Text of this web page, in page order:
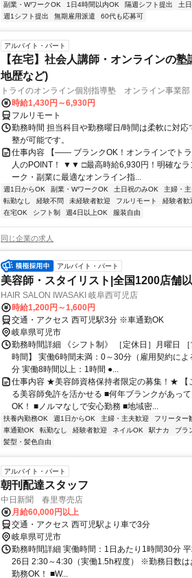
副業・WワークOK
1日4時間以内OK 隔週シフト提出 土
週1シフト提出
無期雇用派遣 60代も応募可
アルバイト・パート
【在宅】社会人講師・オンラインの
地歴など)
トライのオンライン個別指導塾 オンライン事業部
時給1,430円～6,930円
フルリモート
勤務時間 担当科目や勤務曜日/時間は柔軟に対
整が可能です。
仕事内容 【―― ブランクOK！オンラインで
人のPOINT！ ▼▼ □最高時給6,930円！明確なラ
ーク・副業に最適なオンライン指...
週1日からOK 副業・WワークOK 土日祝のみOK 主婦・
転勤なし
経験不問 未経験者歓迎 フルリモート 経験者歓
在宅OK
シフト制 週4日以上OK 服装自由
同じ企業の求人
アルバイト・パート
美容師・スタイリスト|全国1200店舗
HAIR SALON IWASAKI 岐阜西可児店
時給1,200円～1,600円
交通・アクセス 西可児駅3分 ※車通勤OK
岐阜県可児市
勤務時間詳細 《シフト制》 ［定休日］月曜日
時間】 実働6時間未満：0～30分（雇用契約に
分 実働8時間以上：1時間 ●...
仕事内容 ★美容師資格保持者限定の募集！★ 【
る美容師免許を活かせる ■何年ブランクがあっ
OK！ ■ノルマなしで安心勤務 ■地域密...
扶養内勤務OK 週1日からOK 主婦・主夫歓迎 フリーター
車通勤OK
転勤なし 経験者歓迎 ネイルOK 駅ナカ ブラ
髪型・髪色自由
アルバイト・パート
朝刊配達スタッフ
中日新聞 春里専売店
月給60,000円以上
交通・アクセス 西可児駅より車で3分
岐阜県可児市
勤務時間詳細 実働時間：1日あたり1時間30分
26日 2:30～4:30（実働1.5h程度） ※勤務日数は
勤務OK！ ■W...